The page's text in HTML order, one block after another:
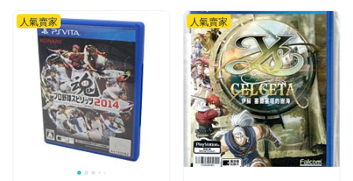
人氣賣家 人氣賣家